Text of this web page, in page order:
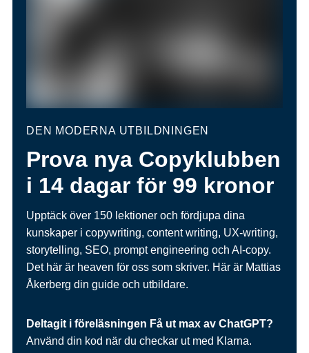
DEN MODERNA UTBILDNINGEN
Prova nya Copyklubben
i 14 dagar för 99 kronor
Upptäck över 150 lektioner och fördjupa dina
kunskaper i copywriting, content writing, UX-writing,
storytelling, SEO, prompt engineering och AI-copy.
Det här är heaven för oss som skriver. Här är Mattias
Åkerberg din guide och utbildare.
Deltagit i föreläsningen Få ut max av ChatGPT?
Använd din kod när du checkar ut med Klarna.